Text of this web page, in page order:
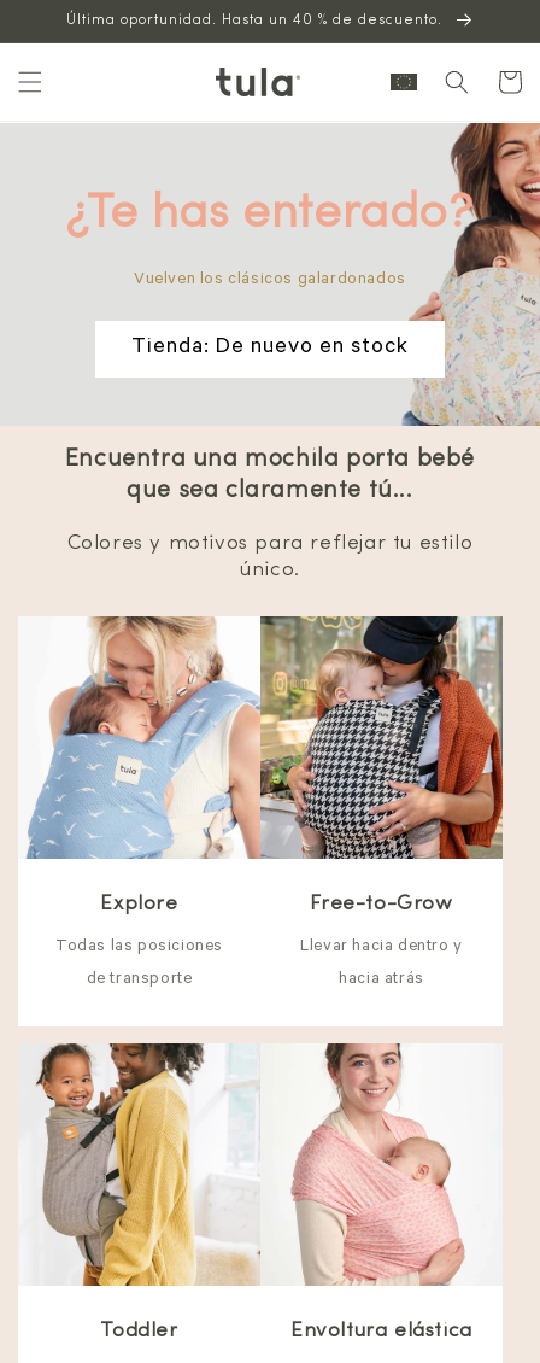
Saltar al
contenido
Última oportunidad. Hasta un 40 % de descuento.
Carrito
¿Te has enterado?
Vuelven los clásicos galardonados
Tienda: De nuevo en stock
Encuentra una mochila porta bebé
que sea claramente tú...
Colores y motivos para reflejar tu estilo
único.
Explore
Todas las posiciones
de transporte
Free-to-Grow
Llevar hacia dentro y
hacia atrás
Toddler Envoltura elástica